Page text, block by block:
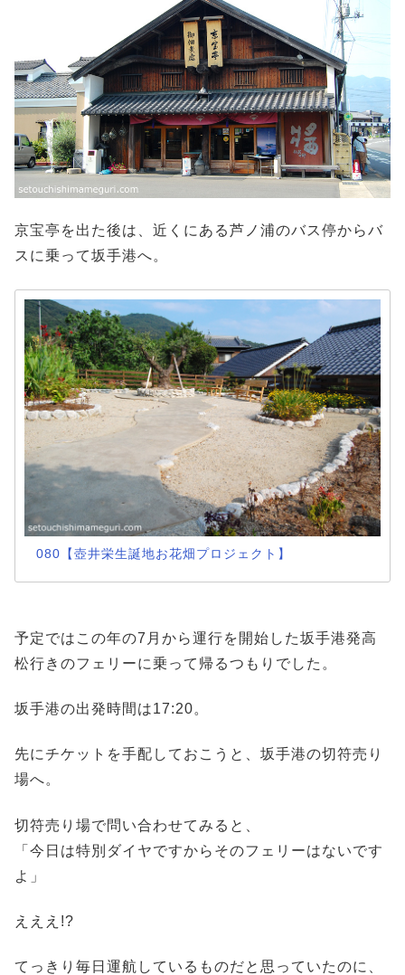
京宝亭を出た後は、近くにある芦ノ浦のバス停からバ
スに乗って坂手港へ。
080【壺井栄生誕地お花畑プロジェクト】
予定ではこの年の7月から運行を開始した坂手港発高
松行きのフェリーに乗って帰るつもりでした。
坂手港の出発時間は17:20。
先にチケットを手配しておこうと、坂手港の切符売り
場へ。
切符売り場で問い合わせてみると、
「今日は特別ダイヤですからそのフェリーはないです
よ」
えええ!?
てっきり毎日運航しているものだと思っていたのに、